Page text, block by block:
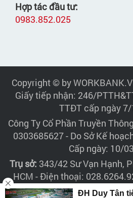
Hợp tác đầu tư:
0983.852.025
Copyright © by
Giấy tiếp nhận: 246/
TTĐT cấp ngày
Công Ty Cổ Phần Truyền
0303685627 - Do Sở Kế
Cấp ngày: 10/
Trụ sở: 343/42 Sư Vạn Hạnh,
HCM - Điện thoại: